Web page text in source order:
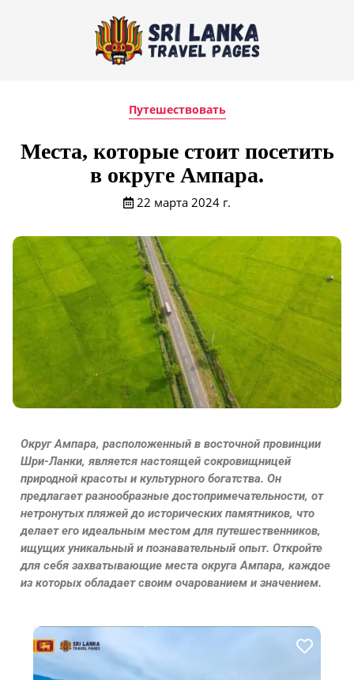
Путешествовать
Места, которые стоит посетить
в округе Ампара.
22 марта 2024 г.
Округ Ампара, расположенный в восточной провинции
Шри-Ланки, является настоящей сокровищницей
природной красоты и культурного богатства. Он
предлагает разнообразные достопримечательности, от
нетронутых пляжей до исторических памятников, что
делает его идеальным местом для путешественников,
ищущих уникальный и познавательный опыт. Откройте
для себя захватывающие места округа Ампара, каждое
из которых обладает своим очарованием и значением.